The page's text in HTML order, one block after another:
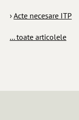
› Acte necesare ITP
... toate articolele